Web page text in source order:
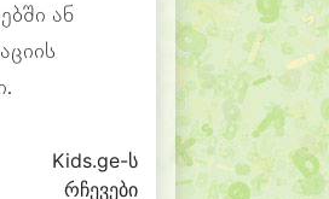
ან
Kids.ge-ს
რჩევები